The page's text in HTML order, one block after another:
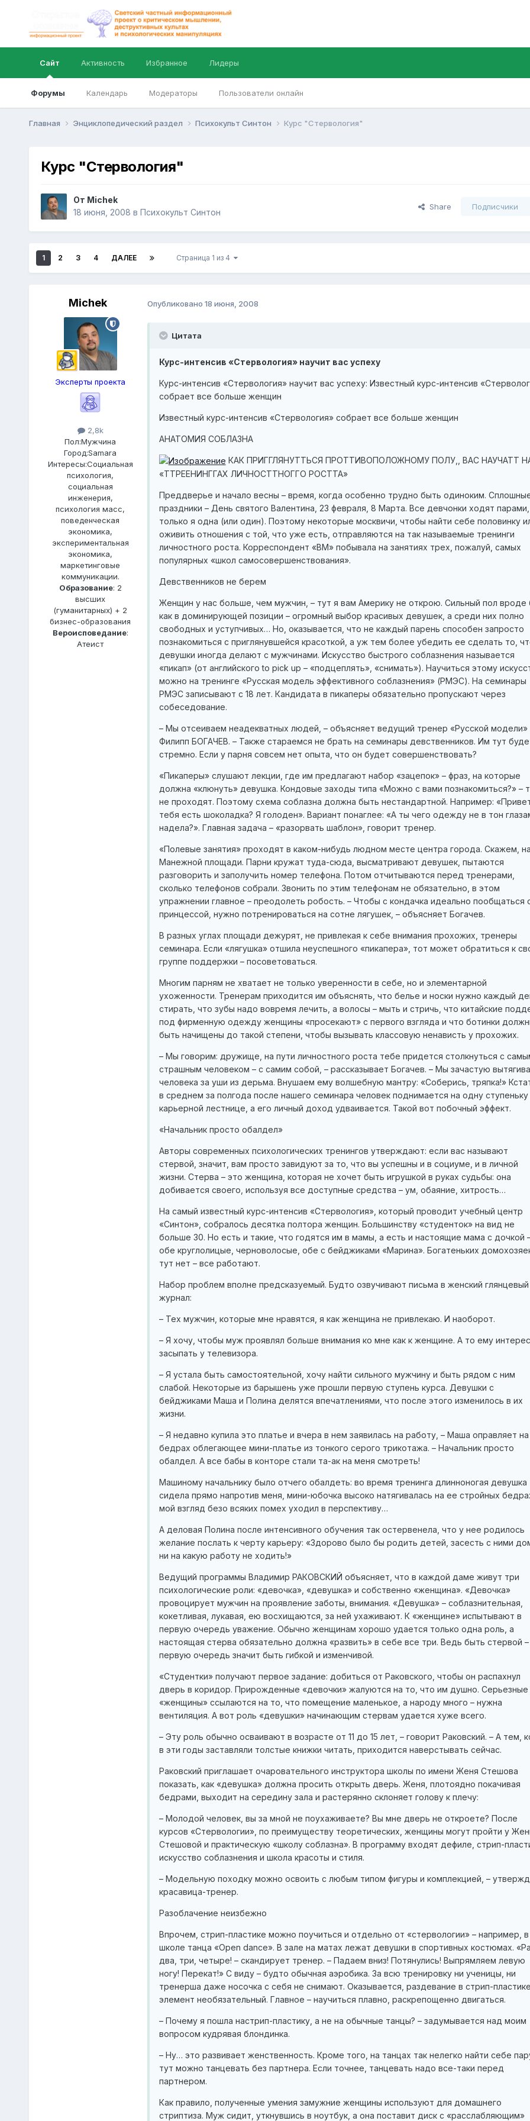
Сайт
Форумы Календарь Модераторы Пользователи онлайн
Активность Избранное Лидеры
Главная Энциклопедический раздел Психокульт Синтон Курс "Стервология"
Курс "Стервология"
От Michek
18 июня, 2008 в Психокульт Синтон
Share Подписчики
1 2 3 4 ДАЛЕЕ Страница 1 из 4
Michek
Эксперты проекта
2,8k
Пол:Мужчина
Город:Samara
Интересы:Социальная
психология,
социальная
инженерия,
психология масс,
поведенческая
экономика,
экспериментальная
экономика,
маркетинговые
коммуникации.
Образование: 2
высших
(гуманитарных) + 2
бизнес-образования
Вероисповедание:
Атеист
Опубликовано 18 июня, 2008
Цитата
Курс-интенсив «Стервология» научит вас успеху
Курс-интенсив «Стервология» научит вас успеху: Известный курс-интенсив
собрает все больше женщин
Известный курс-интенсив «Стервология» собрает все больше женщин
АНАТОМИЯ СОБЛАЗНА
КАК ПРИГГЛЯНУТТЬСЯ ПРОТТИВОПОЛОЖНОМУ ПОЛУ,, ВАС НАУЧАТТ
«ТТРЕЕНИНГГАХ ЛИЧНОСТТНОГГО РОСТТА»
Преддверье и начало весны – время, когда особенно трудно быть одиноким.
праздники – День святого Валентина, 23 февраля, 8 Марта. Все девчонки ходят
только я одна (или один). Поэтому некоторые москвичи, чтобы найти себе половинку
оживить отношения с той, что уже есть, отправляются на так называемые тренинги
личностного роста. Корреспондент «ВМ» побывала на занятиях трех, пожалуй, самых
популярных «школ самосовершенствования».
Девственников не берем
Женщин у нас больше, чем мужчин, – тут я вам Америку не открою. Сильный пол вроде
как в доминирующей позиции – огромный выбор красивых девушек, а среди них полно
свободных и уступчивых… Но, оказывается, что не каждый парень способен запросто
познакомиться с приглянувшейся красоткой, а уж тем более убедить ее сделать то,
девушки иногда делают с мужчинами. Искусство быстрого соблазнения называется
«пикап» (от английского to pick up – «подцеплять», «снимать»). Научиться этому
можно на тренинге «Русская модель эффективного соблазнения» (РМЭС). На семинары
РМЭС записывают с 18 лет. Кандидата в пикаперы обязательно пропускают через
собеседование.
– Мы отсеиваем неадекватных людей, – объясняет ведущий тренер «Русской модели»
Филипп БОГАЧЕВ. – Также стараемся не брать на семинары девственников. Им тут
стремно. Если у парня совсем нет опыта, что он будет совершенствовать?
«Пикаперы» слушают лекции, где им предлагают набор «зацепок» – фраз, на которые
должна «клюнуть» девушка. Кондовые заходы типа «Можно с вами познакомиться?» –
не проходят. Поэтому схема соблазна должна быть нестандартной. Например:
тебя есть шоколадка? Я голоден». Вариант понаглее: «А ты чего одежду не в тон
надела?». Главная задача – «разорвать шаблон», говорит тренер.
«Полевые занятия» проходят в каком-нибудь людном месте центра города. Скажем, на
Манежной площади. Парни кружат туда-сюда, высматривают девушек, пытаются
разговорить и заполучить номер телефона. Потом отчитываются перед тренерами,
сколько телефонов собрали. Звонить по этим телефонам не обязательно, в этом
упражнении главное – преодолеть робость. – Чтобы с кондачка идеально пообщаться
принцессой, нужно потренироваться на сотне лягушек, – объясняет Богачев.
В разных углах площади дежурят, не привлекая к себе внимания прохожих, тренеры
семинара. Если «лягушка» отшила неуспешного «пикапера», тот может обратиться к
группе поддержки – посоветоваться.
Многим парням не хватает не только уверенности в себе, но и элементарной
ухоженности. Тренерам приходится им объяснять, что белье и носки нужно каждый
стирать, что зубы надо вовремя лечить, а волосы – мыть и стричь, что китайские
под фирменную одежду женщины «просекают» с первого взгляда и что ботинки
быть начищены до такой степени, чтобы вызывать классовую ненависть у прохожих.
– Мы говорим: дружище, на пути личностного роста тебе придется столкнуться с
страшным человеком – с самим собой, – рассказывает Богачев. – Мы зачастую
человека за уши из дерьма. Внушаем ему волшебную мантру: «Соберись, тряпка!»
в среднем за полгода после нашего семинара человек поднимается на одну ступеньку
карьерной лестнице, а его личный доход удваивается. Такой вот побочный эффект.
«Начальник просто обалдел»
Авторы современных психологических тренингов утверждают: если вас называют
стервой, значит, вам просто завидуют за то, что вы успешны и в социуме, и в личной
жизни. Стерва – это женщина, которая не хочет быть игрушкой в руках судьбы: она
добивается своего, используя все доступные средства – ум, обаяние, хитрость…
На самый известный курс-интенсив «Стервология», который проводит учебный центр
«Синтон», собралось десятка полтора женщин. Большинству «студенток» на вид не
больше 30. Но есть и такие, что годятся им в мамы, а есть и настоящие мама с дочкой
обе круглолицые, черноволосые, обе с бейджиками «Марина». Богатеньких
тут нет – все работают.
Набор проблем вполне предсказуемый. Будто озвучивают письма в женский глянцевый
журнал:
– Тех мужчин, которые мне нравятся, я как женщина не привлекаю. И наоборот.
– Я хочу, чтобы муж проявлял больше внимания ко мне как к женщине. А то ему
засыпать у телевизора.
– Я устала быть самостоятельной, хочу найти сильного мужчину и быть рядом с ним
слабой. Некоторые из барышень уже прошли первую ступень курса. Девушки с
бейджиками Маша и Полина делятся впечатлениями, что после этого изменилось в их
жизни.
– Я недавно купила это платье и вчера в нем заявилась на работу, – Маша оправляет на
бедрах облегающее мини-платье из тонкого серого трикотажа. – Начальник просто
обалдел. А все бабы в конторе стали та-ак на меня смотреть!
Машиному начальнику было отчего обалдеть: во время тренинга длинноногая девушка
сидела прямо напротив меня, мини-юбочка высоко натягивалась на ее стройных
мой взгляд безо всяких помех уходил в перспективу…
А деловая Полина после интенсивного обучения так остервенела, что у нее родилось
желание послать к черту карьеру: «Здорово было бы родить детей, засесть с ними
ни на какую работу не ходить!»
Ведущий программы Владимир РАКОВСКИЙ объясняет, что в каждой даме живут три
психологические роли: «девочка», «девушка» и собственно «женщина». «Девочка»
провоцирует мужчин на проявление заботы, внимания. «Девушка» – соблазнительная,
кокетливая, лукавая, ею восхищаются, за ней ухаживают. К «женщине» испытывают в
первую очередь уважение. Обычно женщинам хорошо удается только одна роль, а
настоящая стерва обязательно должна «развить» в себе все три. Ведь быть стервой –
первую очередь значит быть гибкой и изменчивой.
«Студентки» получают первое задание: добиться от Раковского, чтобы он распахнул
дверь в коридор. Прирожденные «девочки» жалуются на то, что им душно. Серьезные
«женщины» ссылаются на то, что помещение маленькое, а народу много – нужна
вентиляция. А вот роль «девушки» начинающим стервам удается хуже всего.
– Эту роль обычно осваивают в возрасте от 11 до 15 лет, – говорит Раковский. – А тем,
в эти годы заставляли толстые книжки читать, приходится наверстывать сейчас.
Раковский приглашает очаровательного инструктора школы по имени Женя Стешова
показать, как «девушка» должна просить открыть дверь. Женя, плотоядно покачивая
бедрами, выходит на середину зала и растерянно склоняет голову к плечу:
– Молодой человек, вы за мной не поухаживаете? Вы мне дверь не откроете? После
курсов «Стервологии», по преимуществу теоретических, женщины могут пройти у
Стешовой и практическую «школу соблазна». В программу входят дефиле, стрип-
искусство соблазнения и школа красоты и стиля.
– Модельную походку можно освоить с любым типом фигуры и комплекцией, –
красавица-тренер.
Разоблачение неизбежно
Впрочем, стрип-пластике можно поучиться и отдельно от «стервологии» – например, в
школе танца «Open dance». В зале на матах лежат девушки в спортивных костюмах.
два, три, четыре! – скандирует тренер. – Падаем вниз! Потянулись! Выпрямляем левую
ногу! Перекат!» С виду – будто обычная аэробика. За всю тренировку ни ученицы, ни
тренерша даже носочка с себя не снимают. Оказывается, раздевание в стрип-
элемент необязательный. Главное – научиться плавно, раскрепощенно двигаться.
– Почему я пошла настрип-пластику, а не на обычные танцы? – задумывается над моим
вопросом кудрявая блондинка.
– Ну… это развивает женственность. Кроме того, на танцах так нелегко найти себе
тут можно танцевать без партнера. Если точнее, танцевать надо все-таки перед
партнером.
Как правило, полученные умения замужние женщины используют для домашнего
стриптиза. Муж сидит, уткнувшись в ноутбук, а она поставит диск с «расслабляющим»